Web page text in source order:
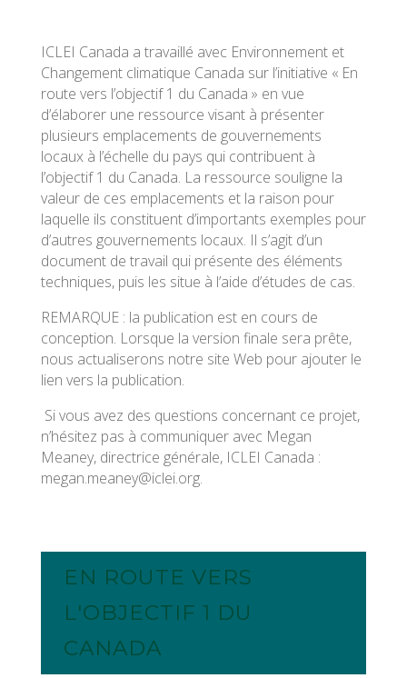
ICLEI Canada a travaillé avec Environnement et
Changement climatique Canada sur l’initiative « En
route vers l’objectif 1 du Canada » en vue
d’élaborer une ressource visant à présenter
plusieurs emplacements de gouvernements
locaux à l’échelle du pays qui contribuent à
l’objectif 1 du Canada. La ressource souligne la
valeur de ces emplacements et la raison pour
laquelle ils constituent d’importants exemples pour
d’autres gouvernements locaux. Il s’agit d’un
document de travail qui présente des éléments
techniques, puis les situe à l’aide d’études de cas.
REMARQUE : la publication est en cours de
conception. Lorsque la version finale sera prête,
nous actualiserons notre site Web pour ajouter le
lien vers la publication.
Si vous avez des questions concernant ce projet,
n’hésitez pas à communiquer avec Megan
Meaney, directrice générale, ICLEI Canada :
megan.meaney@iclei.org.
EN ROUTE VERS
L'OBJECTIF 1 DU
CANADA